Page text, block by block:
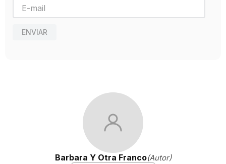
2019
ENVIAR
Barbara Y Otra Franco(Autor)